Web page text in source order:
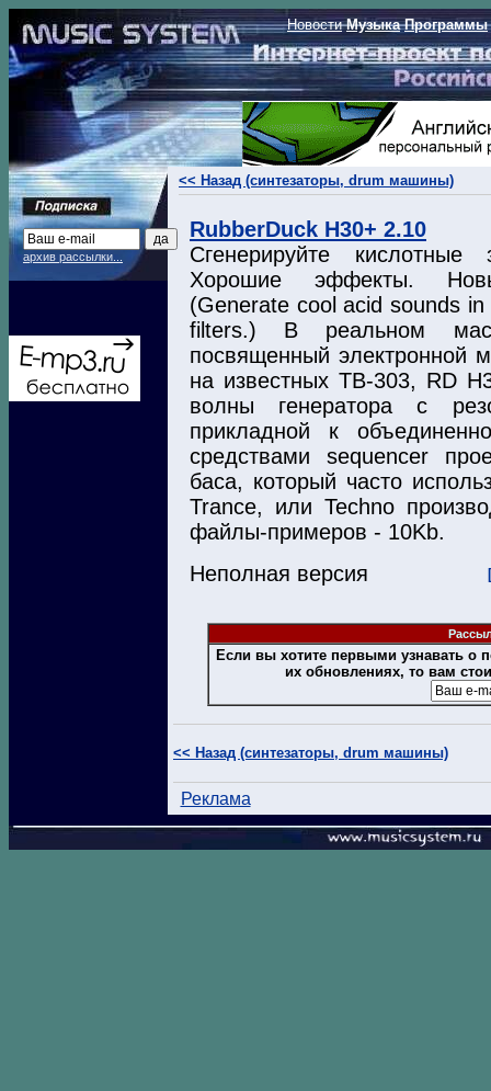
архив рассылки...
Новости Музыка Программы
<< Назад (синтезаторы, drum машины)
RubberDuck H30+ 2.10
Сгенерируйте
Хорошие эффекты.
(Generate cool acid sounds
filters.) В реальном
посвященный электронной
на известных TB-303, RD
волны генератора c
прикладной к
средствами sequencer
баса, который часто
Trance, или Techno
файлы-примеров - 10Kb.
Неполная версия
Если вы хотите первыми узнавать
их обновлениях, то вам
<< Назад (синтезаторы, drum машины)
Реклама